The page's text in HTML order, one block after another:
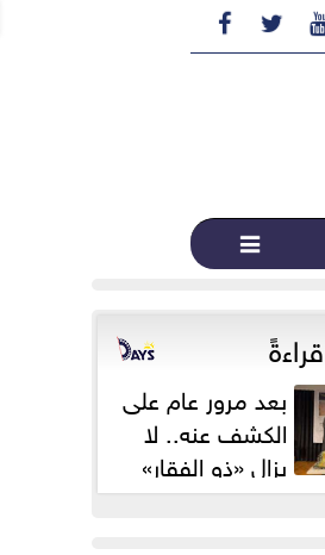
 

بعد مرور عام على
الكشف عنه.. لا
يزال «ذو الفقار»